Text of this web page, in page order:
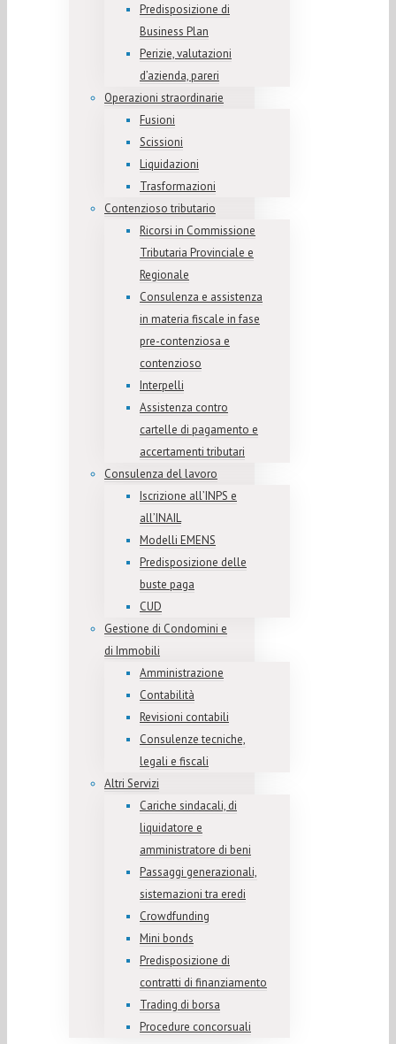
Predisposizione di
Business Plan
Perizie, valutazioni
d’azienda, pareri
Operazioni straordinarie
Fusioni
Scissioni
Liquidazioni
Trasformazioni
Contenzioso tributario
Ricorsi in Commissione
Tributaria Provinciale e
Regionale
Consulenza e assistenza
in materia fiscale in fase
pre-contenziosa e
contenzioso
Interpelli
Assistenza contro
cartelle di pagamento e
accertamenti tributari
Consulenza del lavoro
Iscrizione all’INPS e
all’INAIL
Modelli EMENS
Predisposizione delle
buste paga
CUD
Gestione di Condomini e
di Immobili
Amministrazione
Contabilità
Revisioni contabili
Consulenze tecniche,
legali e fiscali
Altri Servizi
Cariche sindacali, di
liquidatore e
amministratore di beni
Passaggi generazionali,
sistemazioni tra eredi
Crowdfunding
Mini bonds
Predisposizione di
contratti di finanziamento
Trading di borsa
Procedure concorsuali